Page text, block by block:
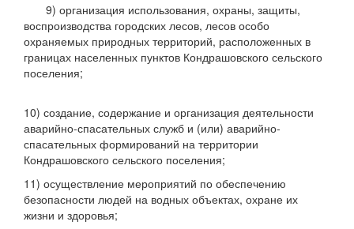
9) организация использования, охраны, защиты,
воспроизводства городских лесов, лесов особо
охраняемых природных территорий, расположенных в
границах населенных пунктов Кондрашовского сельского
поселения;
10) создание, содержание и организация деятельности
аварийно-спасательных служб и (или) аварийно-
спасательных формирований на территории
Кондрашовского сельского поселения;
11) осуществление мероприятий по обеспечению
безопасности людей на водных объектах, охране их
жизни и здоровья;